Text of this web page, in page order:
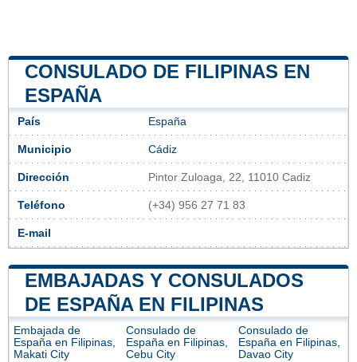
CONSULADO DE FILIPINAS EN
ESPAÑA
País España
Municipio Cádiz
Dirección Pintor Zuloaga, 22, 11010 Cadiz
Teléfono (+34) 956 27 71 83
E-mail
EMBAJADAS Y CONSULADOS
DE ESPAÑA EN FILIPINAS
Embajada de
España en Filipinas,
Makati City
Consulado de
España en Filipinas,
Cebu City
Consulado de
España en Filipinas,
Davao City